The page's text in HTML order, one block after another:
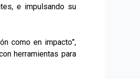
e impulsando su
como en impacto”,
herramientas para